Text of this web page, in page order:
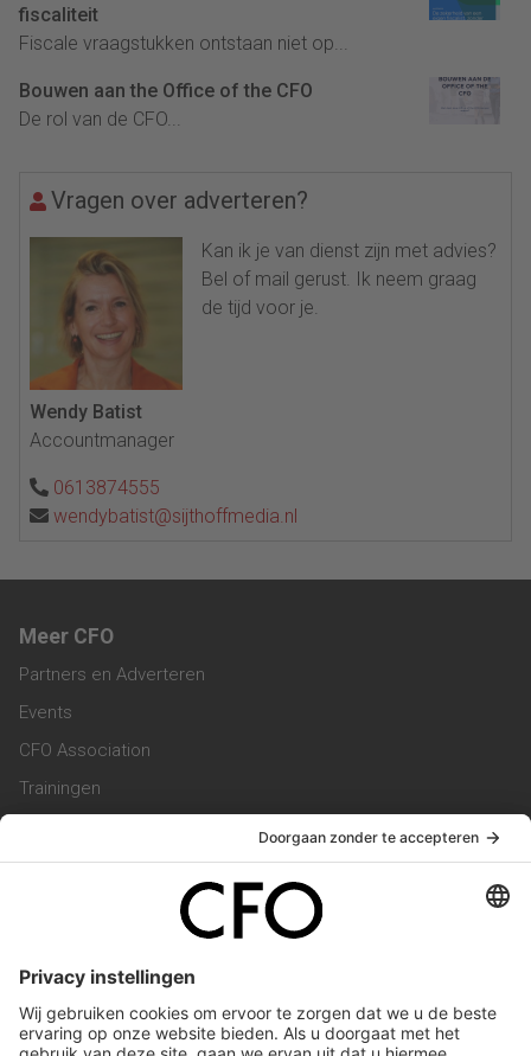
fiscaliteit
Fiscale vraagstukken ontstaan niet op...
Bouwen aan the Office of the CFO
De rol van de CFO...
Vragen over adverteren?
Kan ik je van dienst zijn met advies?
Bel of mail gerust. Ik neem graag
de tijd voor je.
Wendy Batist
Accountmanager
0613874555
wendybatist@sijthoffmedia.nl
Meer CFO
Partners en Adverteren
Events
CFO Association
Trainingen
Vacatures
Service & Contact
Werken bij ons
Privacy Statement